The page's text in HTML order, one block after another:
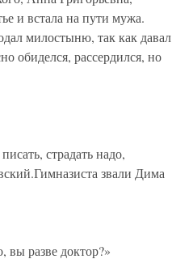
и встала на пути мужа.
милостыню, так как давал
обиделся, рассердился, но
страдать надо,
звали Дима
вы разве доктор?»